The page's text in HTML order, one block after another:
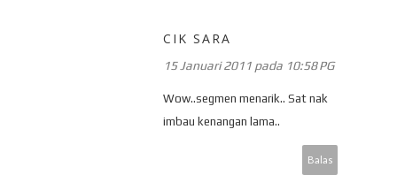
CIK SARA
15 Januari 2011 pada 10:58 PG
Wow..segmen menarik.. Sat nak
imbau kenangan lama..
Balas